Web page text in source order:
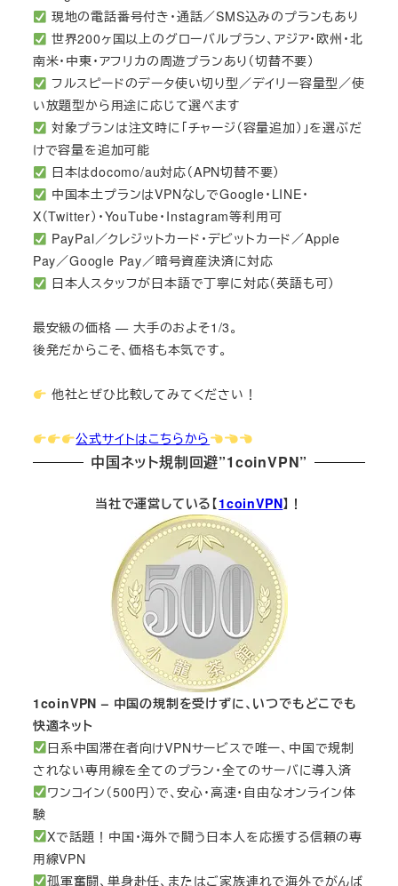
現地の電話番号付き・通話／SMS込みのプランもあり
世界200ヶ国以上のグローバルプラン、アジア・欧州・北
南米・中東・アフリカの周遊プランあり（切替不要）
フルスピードのデータ使い切り型／デイリー容量型／使
い放題型から用途に応じて選べます
対象プランは注文時に「チャージ（容量追加）」を選ぶだ
けで容量を追加可能
日本はdocomo/au対応（APN切替不要）
中国本土プランはVPNなしでGoogle・LINE・
X（Twitter）・YouTube・Instagram等利用可
PayPal／クレジットカード・デビットカード／Apple
Pay／Google Pay／暗号資産決済に対応
日本人スタッフが日本語で丁寧に対応（英語も可）
最安級の価格 — 大手のおよそ1/3。
後発だからこそ、価格も本気です。
他社とぜひ比較してみてください！
公式サイトはこちらから
中国ネット規制回避”1coinVPN”
当社で運営している【1coinVPN】！
1coinVPN – 中国の規制を受けずに、いつでもどこでも
快適ネット
日系中国滞在者向けVPNサービスで唯一、中国で規制
されない専用線を全てのプラン・全てのサーバに導入済
ワンコイン（500円）で、安心・高速・自由なオンライン体
験
Xで話題！中国・海外で闘う日本人を応援する信頼の専
用線VPN
孤軍奮闘、単身赴任、またはご家族連れで海外でがんば